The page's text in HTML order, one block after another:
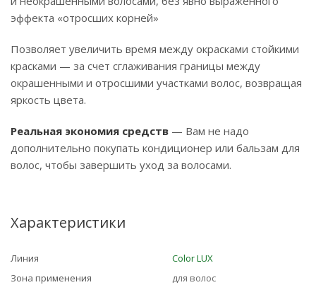
эффекта «отросших корней»
Позволяет увеличить время между окрасками стойкими
красками — за счет сглаживания границы между
окрашенными и отросшими участками волос, возвращая
яркость цвета.
Реальная экономия средств — Вам не надо
дополнительно покупать кондиционер или бальзам для
волос, чтобы завершить уход за волосами.
Характеристики
Линия
Color LUX
Зона применения
для волос